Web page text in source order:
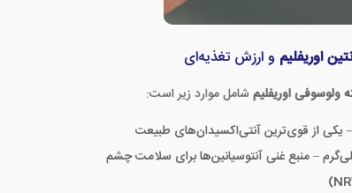
اوریفلیم و ارزش تغذیه‌ای
ولوسوفی اوریفلیم شامل موارد زیر است: